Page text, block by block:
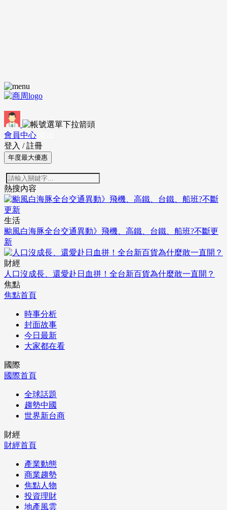
會員中心
登入 / 註冊
年度最大優惠
熱搜內容
生活
颱風白海豚全台交通異動》飛機、高鐵、台鐵、船班?不斷更
新
財經
人口沒成長、還愛赴日血拼！全台新百貨為什麼敢一直開？
焦點
焦點首頁
時事分析
封面故事
今日最新
大家都在看
國際
國際首頁
全球話題
趨勢中國
世界新台商
財經
財經首頁
產業動態
商業趨勢
焦點人物
投資理財
地產風雲